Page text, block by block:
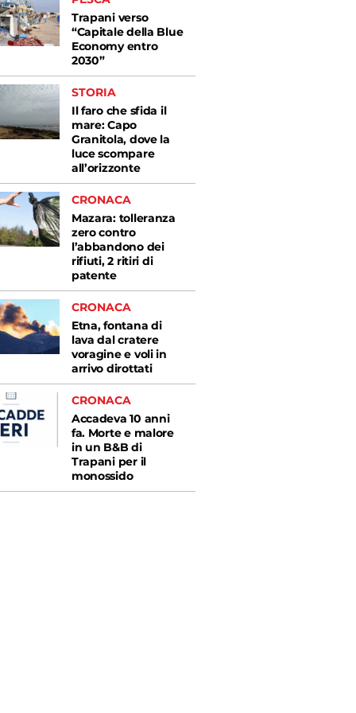
Trapani verso
“Capitale della Blue
Economy entro
2030”
STORIA
Il faro che sfida il
mare: Capo
Granitola, dove la
luce scompare
all’orizzonte
CRONACA
Mazara: tolleranza
zero contro
l’abbandono dei
rifiuti, 2 ritiri di
patente
CRONACA
Etna, fontana di
lava dal cratere
voragine e voli in
arrivo dirottati
CRONACA
Accadeva 10 anni
fa. Morte e malore
in un B&B di
Trapani per il
monossido